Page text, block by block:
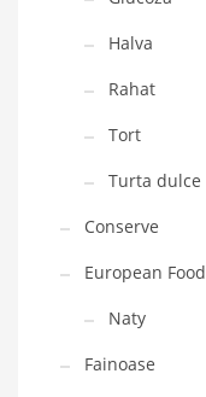
Halva
Rahat
Tort
Turta dulce
Conserve
European Food
Naty
Fainoase